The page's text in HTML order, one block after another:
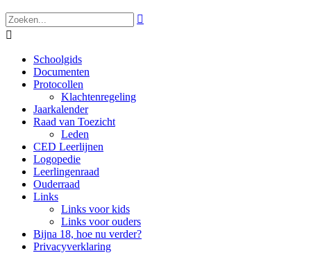


Schoolgids
Documenten
Protocollen
Klachtenregeling
Jaarkalender
Raad van Toezicht
Leden
CED Leerlijnen
Logopedie
Leerlingenraad
Ouderraad
Links
Links voor kids
Links voor ouders
Bijna 18, hoe nu verder?
Privacyverklaring